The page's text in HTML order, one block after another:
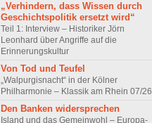
„Verhindern, dass Wissen durch
Geschichtspolitik ersetzt wird“
Teil 1: Interview – Historiker Jörn
Leonhard über Angriffe auf die
Erinnerungskultur
Von Tod und Teufel
„Walpurgisnacht“ in der Kölner
Philharmonie – Klassik am Rhein 07/26
Den Banken widersprechen
Island und das Gemeinwohl – Europa-